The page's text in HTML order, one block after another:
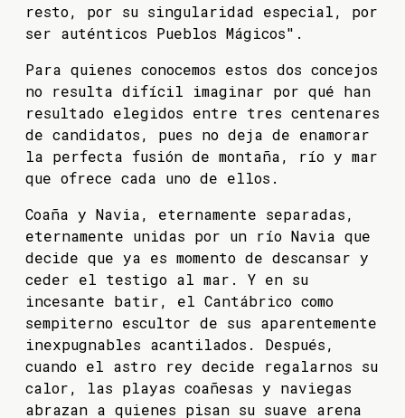
resto, por su singularidad especial, por
ser auténticos Pueblos Mágicos".
Para quienes conocemos estos dos concejos
no resulta difícil imaginar por qué han
resultado elegidos entre tres centenares
de candidatos, pues no deja de enamorar
la perfecta fusión de montaña, río y mar
que ofrece cada uno de ellos.
Coaña y Navia, eternamente separadas,
eternamente unidas por un río Navia que
decide que ya es momento de descansar y
ceder el testigo al mar. Y en su
incesante batir, el Cantábrico como
sempiterno escultor de sus aparentemente
inexpugnables acantilados. Después,
cuando el astro rey decide regalarnos su
calor, las playas coañesas y naviegas
abrazan a quienes pisan su suave arena